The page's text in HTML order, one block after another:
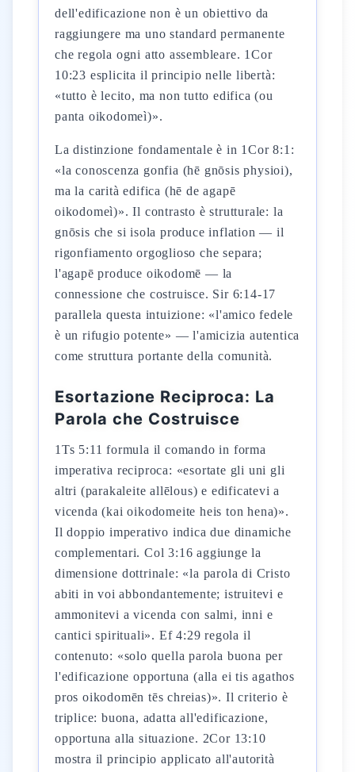
dell'edificazione non è un obiettivo da
raggiungere ma uno standard permanente
che regola ogni atto assembleare. 1Cor
10:23 esplicita il principio nelle libertà:
«tutto è lecito, ma non tutto edifica (ou
panta oikodomeì)».
La distinzione fondamentale è in 1Cor 8:1:
«la conoscenza gonfia (hē gnōsis physioi),
ma la carità edifica (hē de agapē
oikodomeì)». Il contrasto è strutturale: la
gnōsis che si isola produce inflation — il
rigonfiamento orgoglioso che separa;
l'agapē produce oikodomē — la
connessione che costruisce. Sir 6:14-17
parallela questa intuizione: «l'amico fedele
è un rifugio potente» — l'amicizia autentica
come struttura portante della comunità.
Esortazione Reciproca: La
Parola che Costruisce
1Ts 5:11 formula il comando in forma
imperativa reciproca: «esortate gli uni gli
altri (parakaleite allēlous) e edificatevi a
vicenda (kai oikodomeite heis ton hena)».
Il doppio imperativo indica due dinamiche
complementari. Col 3:16 aggiunge la
dimensione dottrinale: «la parola di Cristo
abiti in voi abbondantemente; istruitevi e
ammonitevi a vicenda con salmi, inni e
cantici spirituali». Ef 4:29 regola il
contenuto: «solo quella parola buona per
l'edificazione opportuna (alla ei tis agathos
pros oikodomēn tēs chreias)». Il criterio è
triplice: buona, adatta all'edificazione,
opportuna alla situazione. 2Cor 13:10
mostra il principio applicato all'autorità